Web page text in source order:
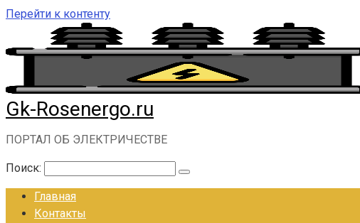
Перейти к контенту
Gk-Rosenergo.ru
ПОРТАЛ ОБ ЭЛЕКТРИЧЕСТВЕ
Поиск:
Главная
Контакты